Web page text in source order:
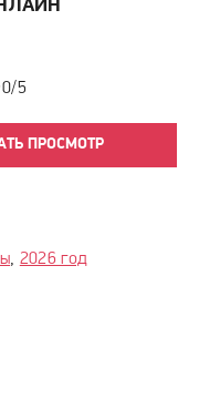
, 2026 год
0/5
ПРОСМОТР